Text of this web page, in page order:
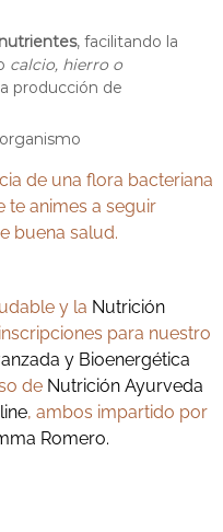
, facilitando la
calcio, hierro o
producción de
de una flora bacteriana
te animes a seguir
buena salud.
y la Nutrición
para nuestro
y Bioenergética
de Nutrición Ayurveda
, ambos impartido por
Romero.